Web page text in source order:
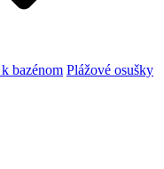
bazénom Plážové osušky